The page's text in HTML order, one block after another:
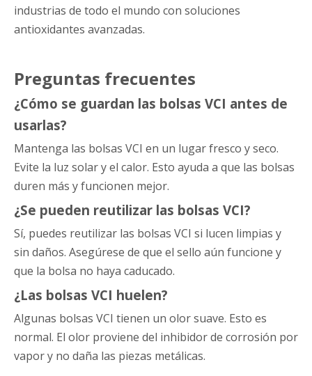
industrias de todo el mundo con soluciones
antioxidantes avanzadas.
Preguntas frecuentes
¿Cómo se guardan las bolsas VCI antes de
usarlas?
Mantenga las bolsas VCI en un lugar fresco y seco.
Evite la luz solar y el calor. Esto ayuda a que las bolsas
duren más y funcionen mejor.
¿Se pueden reutilizar las bolsas VCI?
Sí, puedes reutilizar las bolsas VCI si lucen limpias y
sin daños. Asegúrese de que el sello aún funcione y
que la bolsa no haya caducado.
¿Las bolsas VCI huelen?
Algunas bolsas VCI tienen un olor suave. Esto es
normal. El olor proviene del inhibidor de corrosión por
vapor y no daña las piezas metálicas.